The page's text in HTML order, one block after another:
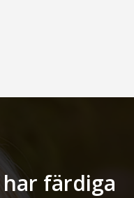
färdiga